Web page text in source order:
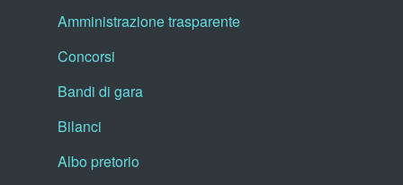
Amministrazione trasparente
Concorsi
Bandi di gara
Bilanci
Albo pretorio